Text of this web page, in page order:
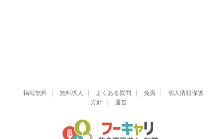
掲載無料 無料求人 よくある質問 免責
個人情報保護
方針
運営